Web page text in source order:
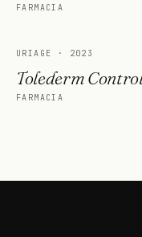
FARMACIA
URIAGE · 2023
Tolederm
FARMACIA